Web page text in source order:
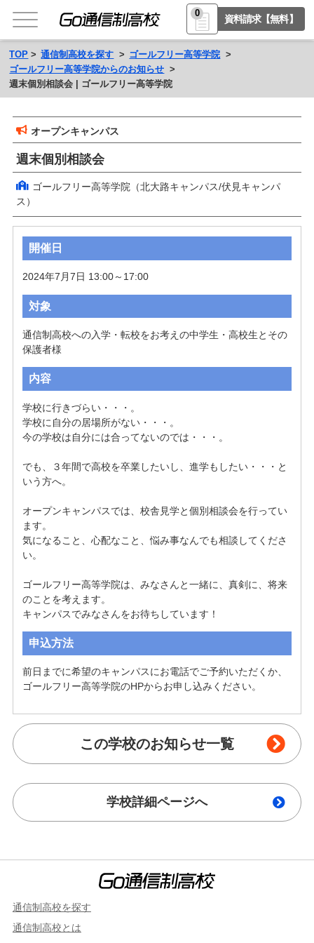
0
資料請求【無料】
TOP 通信制高校を探す
ゴールフリー高等学院
ゴールフリー高等学院からのお知らせ
週末個別相談会 | ゴールフリー高等学院
オープンキャンパス
週末個別相談会
ゴールフリー高等学院（北大路キャンパス/伏見キャンパ
ス）
開催日
2024年7月7日 13:00～17:00
対象
通信制高校への入学・転校をお考えの中学生・高校生とその
保護者様
内容
学校に行きづらい・・・。
学校に自分の居場所がない・・・。
今の学校は自分には合ってないのでは・・・。
でも、３年間で高校を卒業したいし、進学もしたい・・・と
いう方へ。
オープンキャンパスでは、校舎見学と個別相談会を行ってい
ます。
気になること、心配なこと、悩み事なんでも相談してくださ
い。
ゴールフリー高等学院は、みなさんと一緒に、真剣に、将来
のことを考えます。
キャンパスでみなさんをお待ちしています！
申込方法
前日までに希望のキャンパスにお電話でご予約いただくか、
ゴールフリー高等学院のHPからお申し込みください。
この学校のお知らせ一覧
学校詳細ページへ
通信制高校を探す
通信制高校とは